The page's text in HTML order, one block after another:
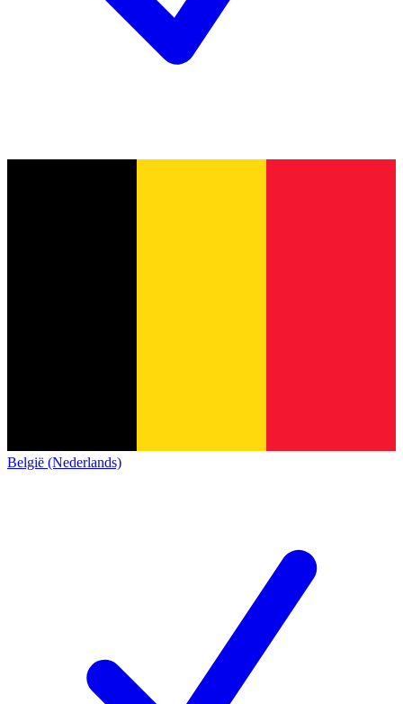
België (Nederlands)